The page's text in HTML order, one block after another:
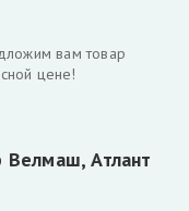
вам товар
цене!
Велмаш, Атлант